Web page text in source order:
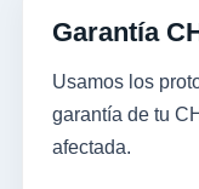
Garantía
Usamos los
garantía de tu
afectada.